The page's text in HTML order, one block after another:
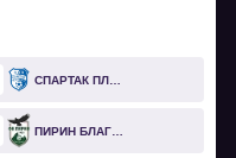
СПАРТАК ПЛЕВЕН
ПИРИН БЛАГОЕВГРАД